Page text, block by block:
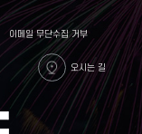
이메일 무단수집 거부
오시는 길